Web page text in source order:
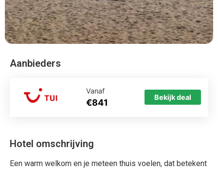
Hotel omschrijving
Een warm welkom en je meteen thuis voelen, dat betekent
Aanbieders
Vanaf
€841 Bekijk deal